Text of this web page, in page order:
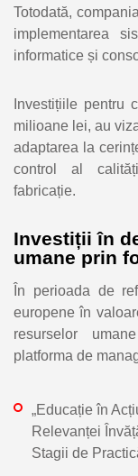
Totodată,
implementarea
informatice și
Investițiile pentru
milioane lei, au
adaptarea la
control al
fabricație.
Investiții în
umane prin
În perioada de
europene în
resurselor
platforma de
„Educație în
Relevanței
Stagii de